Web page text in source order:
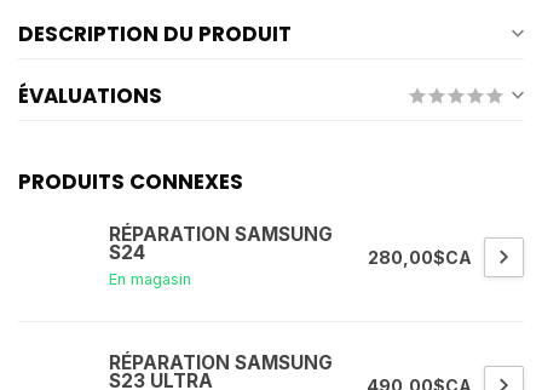
DESCRIPTION DU PRODUIT
ÉVALUATIONS
PRODUITS CONNEXES
RÉPARATION SAMSUNG
S24
En magasin
280,00$CA
RÉPARATION SAMSUNG
S23 ULTRA